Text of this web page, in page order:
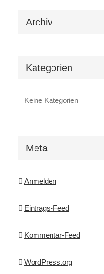
Archiv
Kategorien
Keine Kategorien
Meta
Anmelden
Eintrags-Feed
Kommentar-Feed
WordPress.org